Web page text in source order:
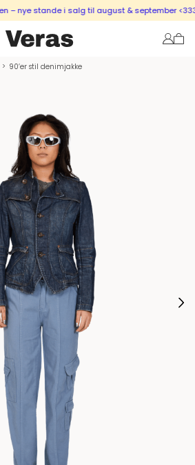
– nye stande i salg til august & september <333
> 90’er stil denimjakke